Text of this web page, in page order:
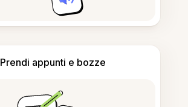
Prendi appunti e bozze